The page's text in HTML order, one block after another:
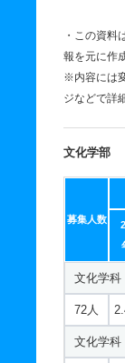
・この資料
報を元に作
※内容には
ジなどで詳
文化学部
募集人数
文化学
72人
文化学